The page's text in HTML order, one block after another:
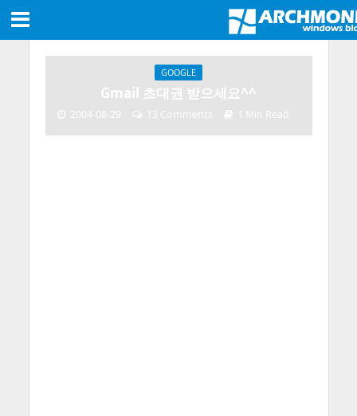
GOOGLE
Gmail 초대권 받으세요^^
2004-08-29 13 Comments 1 Min Read